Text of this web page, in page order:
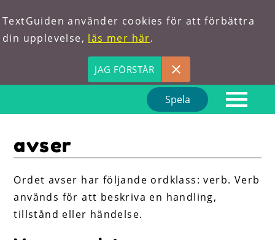
TextGuiden använder cookies för att förbättra
din upplevelse, läs mer här.
JAG FÖRSTÅR
Spela
Förkortningar
Hitta ord
avser
Ordet avser har följande ordklass: verb. Verb
används för att beskriva en handling,
tillstånd eller händelse.